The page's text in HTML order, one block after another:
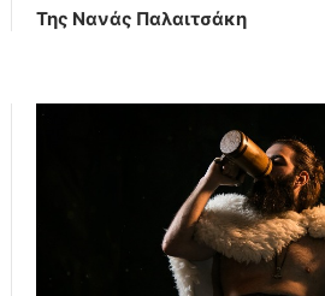
Της Νανάς Παλαιτσάκη